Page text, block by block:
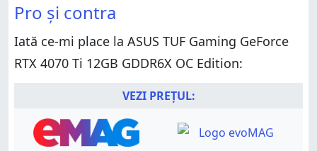
Pro și contra
Iată ce-mi place la ASUS TUF Gaming GeForce
RTX 4070 Ti 12GB GDDR6X OC Edition:
VEZI PREȚUL: